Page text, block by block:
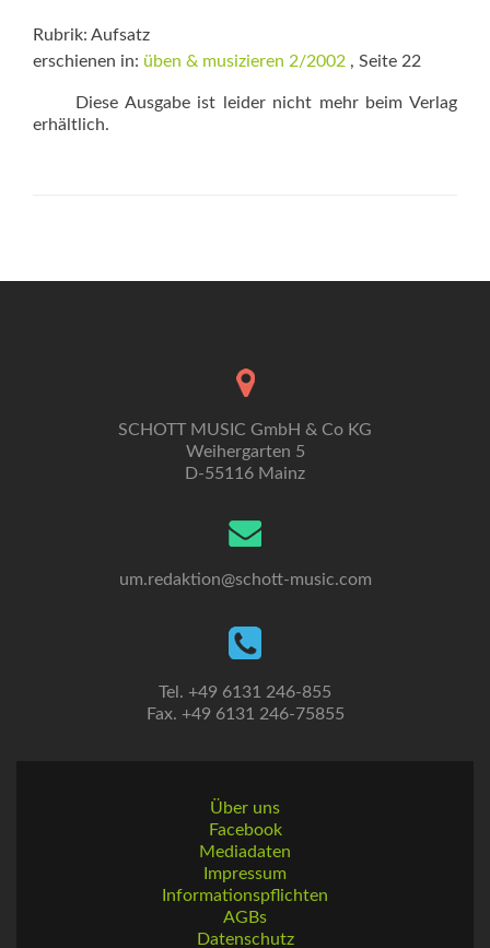
Rubrik: Aufsatz
erschienen in: üben & musizieren 2/2002 , Seite 22
Diese Ausgabe ist leider nicht mehr beim Verlag
erhältlich.
SCHOTT MUSIC GmbH & Co KG
Weihergarten 5
D-55116 Mainz
um.redaktion@schott-music.com
Tel. +49 6131 246-855
Fax. +49 6131 246-75855
Über uns
Facebook
Mediadaten
Impressum
Informationspflichten
AGBs
Datenschutz